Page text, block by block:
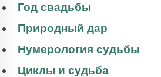
Год свадьбы
Природный дар
Нумерология судьбы
Циклы и судьба